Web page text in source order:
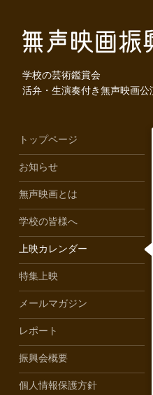
学校の芸術鑑賞会
活弁・生演奏付き無声映画公
トップページ
お知らせ
無声映画とは
学校の皆様へ
上映カレンダー
特集上映
メールマガジン
レポート
振興会概要
個人情報保護方針